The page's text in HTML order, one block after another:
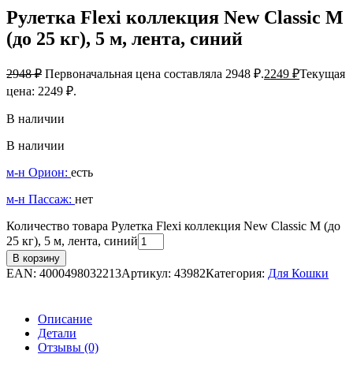
Рулетка Flexi коллекция New Classic M
(до 25 кг), 5 м, лента, синий
2948₽ Первоначальная цена составляла 2948 ₽.2249 ₽Текущая
цена: 2249 ₽.
В наличии
В наличии
м-н Орион: есть
м-н Пассаж: нет
Количество товара Рулетка Flexi коллекция New Classic M (до
25 кг), 5 м, лента, синий
В корзину
EAN: 4000498032213Артикул: 43982Категория: Для Кошки
Описание
Детали
Отзывы (0)